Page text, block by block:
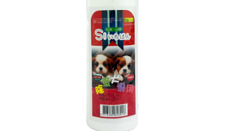
３．未成年的使用者請事先徵得法定代理人或監護人之同意方可使用
「AFTEE先享後付」，若未經同意申辦者引起之損失，本公司不負相關責
４．使用「AFTEE先享後付」時，將依據個別帳號之用戶狀況，依本公司即
時審查核予不同之上限額度；若仍有額度不足之情形，本公司將視審查結果
５．嚴禁一人註冊多個帳號或使用他人資訊註冊。若發現惡意使用之情形，
恩沛科技股份有限公司將有權停止該用戶之使用額度並採取法律行動。